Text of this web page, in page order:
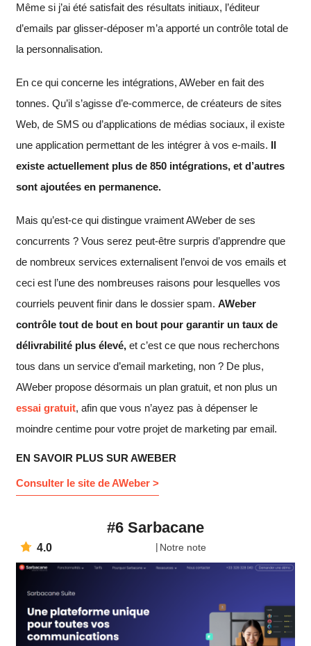
Même si j’ai été satisfait des résultats initiaux, l’éditeur
d’emails par glisser-déposer m’a apporté un contrôle total de
la personnalisation.
En ce qui concerne les intégrations, AWeber en fait des
tonnes. Qu’il s’agisse d’e-commerce, de créateurs de sites
Web, de SMS ou d’applications de médias sociaux, il existe
une application permettant de les intégrer à vos e-mails. Il
existe actuellement plus de 850 intégrations, et d’autres
sont ajoutées en permanence.
Mais qu’est-ce qui distingue vraiment AWeber de ses
concurrents ? Vous serez peut-être surpris d’apprendre que
de nombreux services externalisent l’envoi de vos emails et
ceci est l’une des nombreuses raisons pour lesquelles vos
courriels peuvent finir dans le dossier spam. AWeber
contrôle tout de bout en bout pour garantir un taux de
délivrabilité plus élevé, et c’est ce que nous recherchons
tous dans un service d’email marketing, non ? De plus,
AWeber propose désormais un plan gratuit, et non plus un
essai gratuit, afin que vous n’ayez pas à dépenser le
moindre centime pour votre projet de marketing par email.
EN SAVOIR PLUS SUR AWEBER
Consulter le site de AWeber >
#6 Sarbacane
4.0 Notre note